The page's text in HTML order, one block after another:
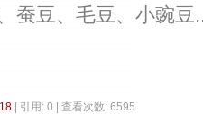
蚕豆、毛豆、小豌豆
| 引用: 0 | 查看次数: 6595